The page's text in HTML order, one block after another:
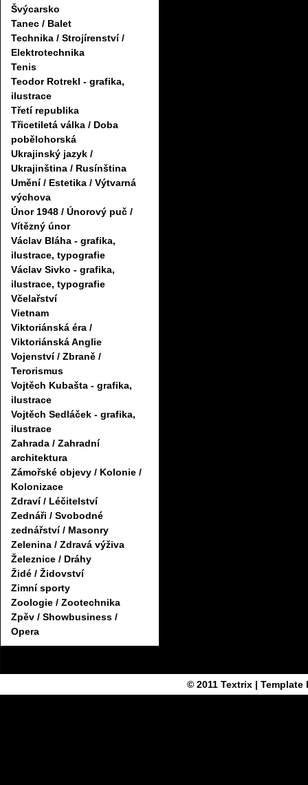
Švýcarsko
Tanec / Balet
Technika / Strojírenství /
Elektrotechnika
Tenis
Teodor Rotrekl - grafika,
ilustrace
Třetí republika
Třicetiletá válka / Doba
pobělohorská
Ukrajinský jazyk /
Ukrajinština / Rusínština
Umění / Estetika / Výtvarná
výchova
Únor 1948 / Únorový puč /
Vítězný únor
Václav Bláha - grafika,
ilustrace, typografie
Václav Sivko - grafika,
ilustrace, typografie
Včelařství
Vietnam
Viktoriánská éra /
Viktoriánská Anglie
Vojenství / Zbraně /
Terorismus
Vojtěch Kubašta - grafika,
ilustrace
Vojtěch Sedláček - grafika,
ilustrace
Zahrada / Zahradní
architektura
Zámořské objevy / Kolonie /
Kolonizace
Zdraví / Léčitelství
Zednáři / Svobodné
zednářství / Masonry
Zelenina / Zdravá výživa
Železnice / Dráhy
Židé / Židovství
Zimní sporty
Zoologie / Zootechnika
Zpěv / Showbusiness /
Opera
© 2011 Textrix| Template